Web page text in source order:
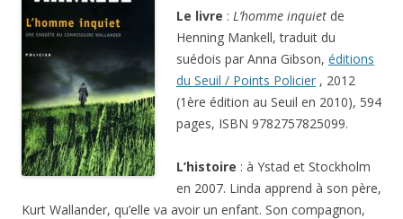
Le livre : L’homme inquiet de
Henning Mankell, traduit du
suédois par Anna Gibson, éditions
du Seuil / Points Policier , 2012
(1ère édition au Seuil en 2010), 594
pages, ISBN 9782757825099.
L’histoire : à Ystad et Stockholm
en 2007. Linda apprend à son père,
Kurt Wallander, qu’elle va avoir un enfant. Son compagnon,